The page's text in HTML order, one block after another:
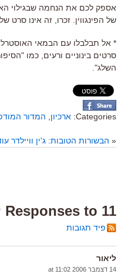
אספק לכם את הנחמה שבגילוי
של הפינגווין. זכרו, זה אינו סרט של
* אל תבלבלו עם הבמאי
השלג".
Categories: ארכיון המדור
« הבשורות הטובות: ג'ין וויילדר
11 Responses to “התחזית: שלג”
פיד תגובות
ליאור
14 דצמבר 2006 at 11:02